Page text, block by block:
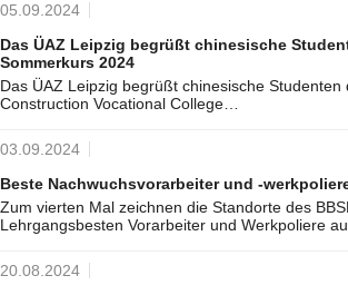
05.09.2024
Das ÜAZ Leipzig begrüßt chinesische
Sommerkurs 2024
Das ÜAZ Leipzig begrüßt chinesische Studenten
Construction Vocational College…
03.09.2024
Beste Nachwuchsvorarbeiter und -
Zum vierten Mal zeichnen die Standorte des
Lehrgangsbesten Vorarbeiter und Werkpoliere
20.08.2024